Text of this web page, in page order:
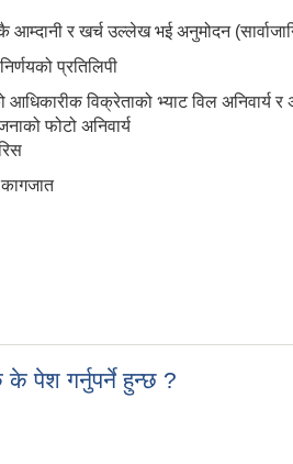
र खर्च उल्लेख भई अनुमोदन
प्रतिलिपी
विक्रेताको भ्याट विल अनिवार्य र
फोटो अनिवार्य
पेश गर्नुपर्ने हुन्छ ?